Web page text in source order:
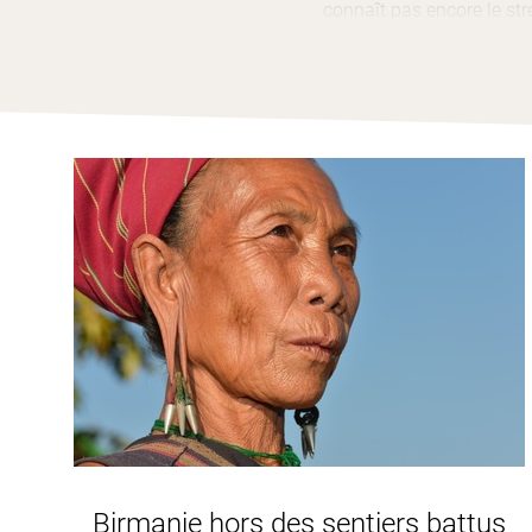
connaît pas encore le
Souvent Yangon est le
pas vraiment aux
Pourtant
selon les quartiers.
Tantôt bouddhistes,
Des bâtiments à
partout.... C’est un peu
Ne manquez pas, la
Yangon c’est la
Un lieu magique,
ville où une foule de
dont huit cheveux du
Birmanie hors des sentiers battus